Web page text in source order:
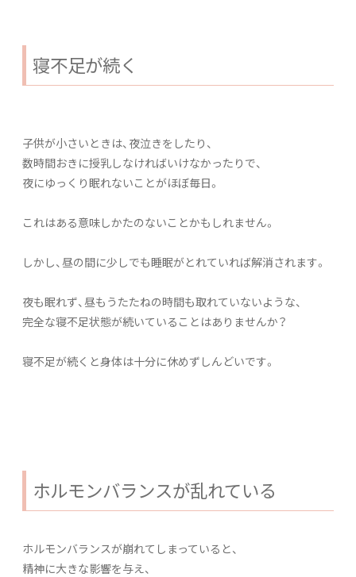
寝不足が続く
子供が小さいときは、夜泣きをしたり、
数時間おきに授乳しなければいけなかったりで、
夜にゆっくり眠れないことがほぼ毎日。
これはある意味しかたのないことかもしれません。
しかし、昼の間に少しでも睡眠がとれていれば解消されます。
夜も眠れず、昼もうたたねの時間も取れていないような、
完全な寝不足状態が続いていることはありませんか？
寝不足が続くと身体は十分に休めずしんどいです。
ホルモンバランスが乱れている
ホルモンバランスが崩れてしまっていると、
精神に大きな影響を与え、